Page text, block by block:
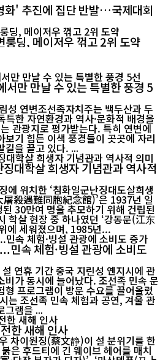
화' 추진에 집단 반발…국제대회
딩, 메이저우 꺾고 2위 도약
만 만날 수 있는 특별한 풍경 5
성 연변조선족자치주는 백두산과 두
한 자연환경과 역사·문화적 배경을
관광지로 평가받는다. 특히 연변에
기 힘든 이색 풍경들이 곳곳에 자리
해 있어 국내외 관광객들의 발길을 끌고 있다. ...
대학살 희생자 기념관과 역사적
에 위치한 ‘침화일군난징대도살희생
殺遇難同胞紀念館)’은 1937년 일
30만여 명을 추모하기 위해 건립된
학살 현장 중 하나였던 ‘강동문(江东
에 세워졌으며, 1985년...
민속 체험·빙설 관광에 소비도
연휴 기간 중국 지린성 옌지시에 관
비가 동시에 늘어났다. 조선족 민속 문
형 프로그램이 방문 수요를 끌어올렸
그램을 ...
한 새해 인사
차이원징(蔡文静)이 설 분위기를 한
은 후드티에 긴 웨이브 헤어를 매치